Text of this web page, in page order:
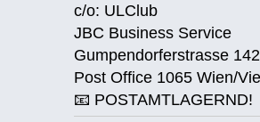
c/o: ULClub
JBC Business Service
Gumpendorferstrasse 142
Post Office 1065 Wien/
📧 POSTAMTLAGERND!